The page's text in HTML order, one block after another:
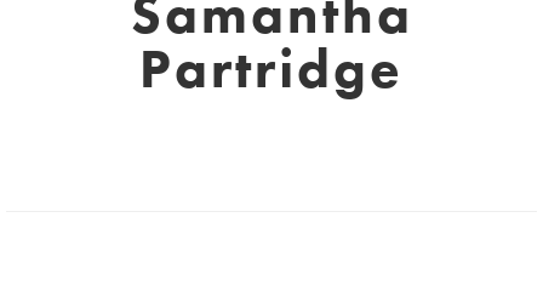
Samantha
Partridge